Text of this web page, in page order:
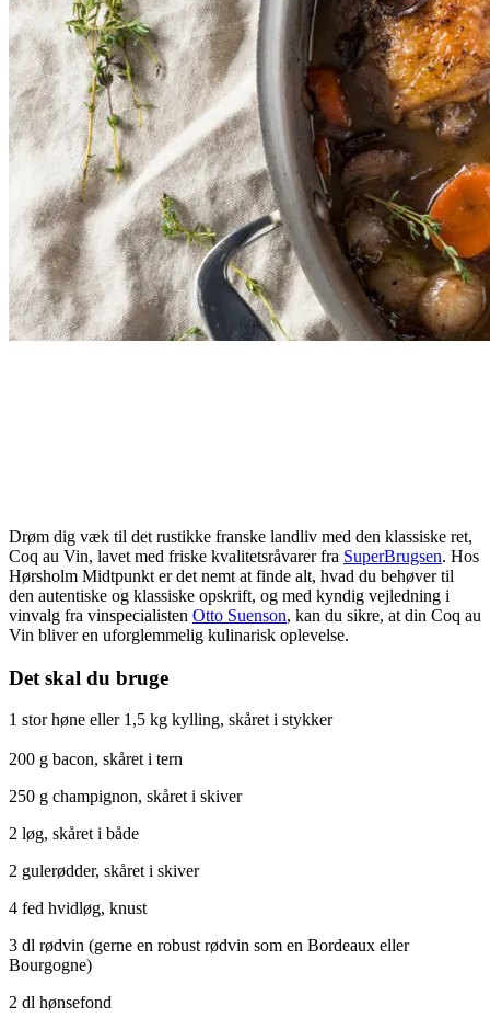
Drøm dig væk til det rustikke franske landliv med den klassiske ret,
Coq au Vin, lavet med friske kvalitetsråvarer fra SuperBrugsen. Hos
Hørsholm Midtpunkt er det nemt at finde alt, hvad du behøver til
den autentiske og klassiske opskrift, og med kyndig vejledning i
vinvalg fra vinspecialisten Otto Suenson, kan du sikre, at din Coq au
Vin bliver en uforglemmelig kulinarisk oplevelse.
Det skal du bruge
1 stor høne eller 1,5 kg kylling, skåret i stykker
200 g bacon, skåret i tern
250 g champignon, skåret i skiver
2 løg, skåret i både
2 gulerødder, skåret i skiver
4 fed hvidløg, knust
3 dl rødvin (gerne en robust rødvin som en Bordeaux eller
Bourgogne)
2 dl hønsefond